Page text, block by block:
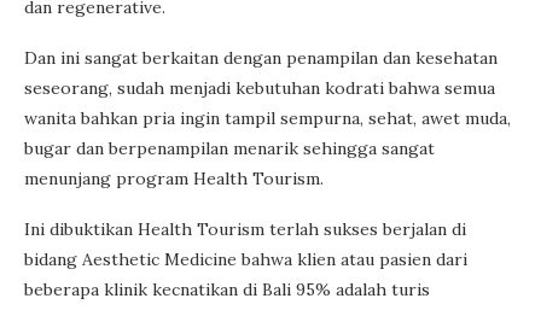
dan regenerative.
Dan ini sangat berkaitan dengan penampilan dan kesehatan
seseorang, sudah menjadi kebutuhan kodrati bahwa semua
wanita bahkan pria ingin tampil sempurna, sehat, awet muda,
bugar dan berpenampilan menarik sehingga sangat
menunjang program Health Tourism.
Ini dibuktikan Health Tourism terlah sukses berjalan di
bidang Aesthetic Medicine bahwa klien atau pasien dari
beberapa klinik kecnatikan di Bali 95% adalah turis